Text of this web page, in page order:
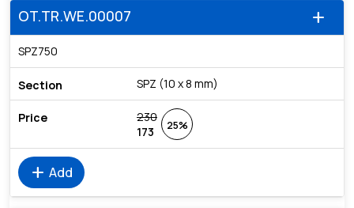
add
OT.TR.WE.00007
SPZ750
SPZ (10 x 8 mm)
230
173
25%
add Add